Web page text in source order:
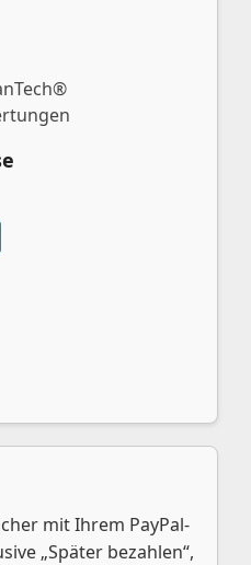
mit Ihrem PayPal-
„Später bezahlen“,